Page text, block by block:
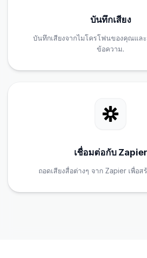
บันทึกเสียง
บันทึกเสียงจากไมโครโฟนของคุณแล
ข้อความ.
เชื่อมต่อกับ Zapier
ถอดเสียงสื่อต่างๆ จาก Zapier เพื่อส